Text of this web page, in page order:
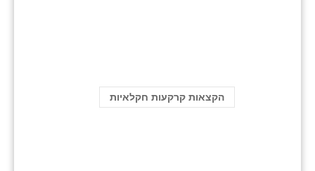
הקצאות קרקעות חקלאיות